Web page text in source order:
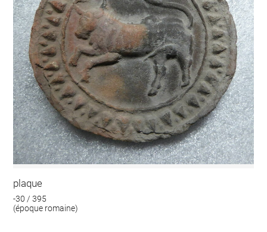
plaque
-30 / 395
(époque romaine)